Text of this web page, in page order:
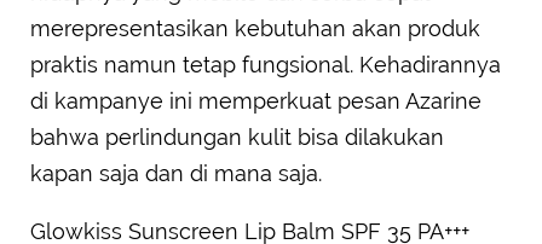
merepresentasikan kebutuhan akan produk
praktis namun tetap fungsional. Kehadirannya
di kampanye ini memperkuat pesan Azarine
bahwa perlindungan kulit bisa dilakukan
kapan saja dan di mana saja.
Glowkiss Sunscreen Lip Balm SPF 35 PA+++